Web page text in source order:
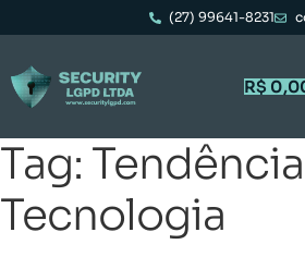
(27) 99641-8231
R$
Tag:
Tecnologia